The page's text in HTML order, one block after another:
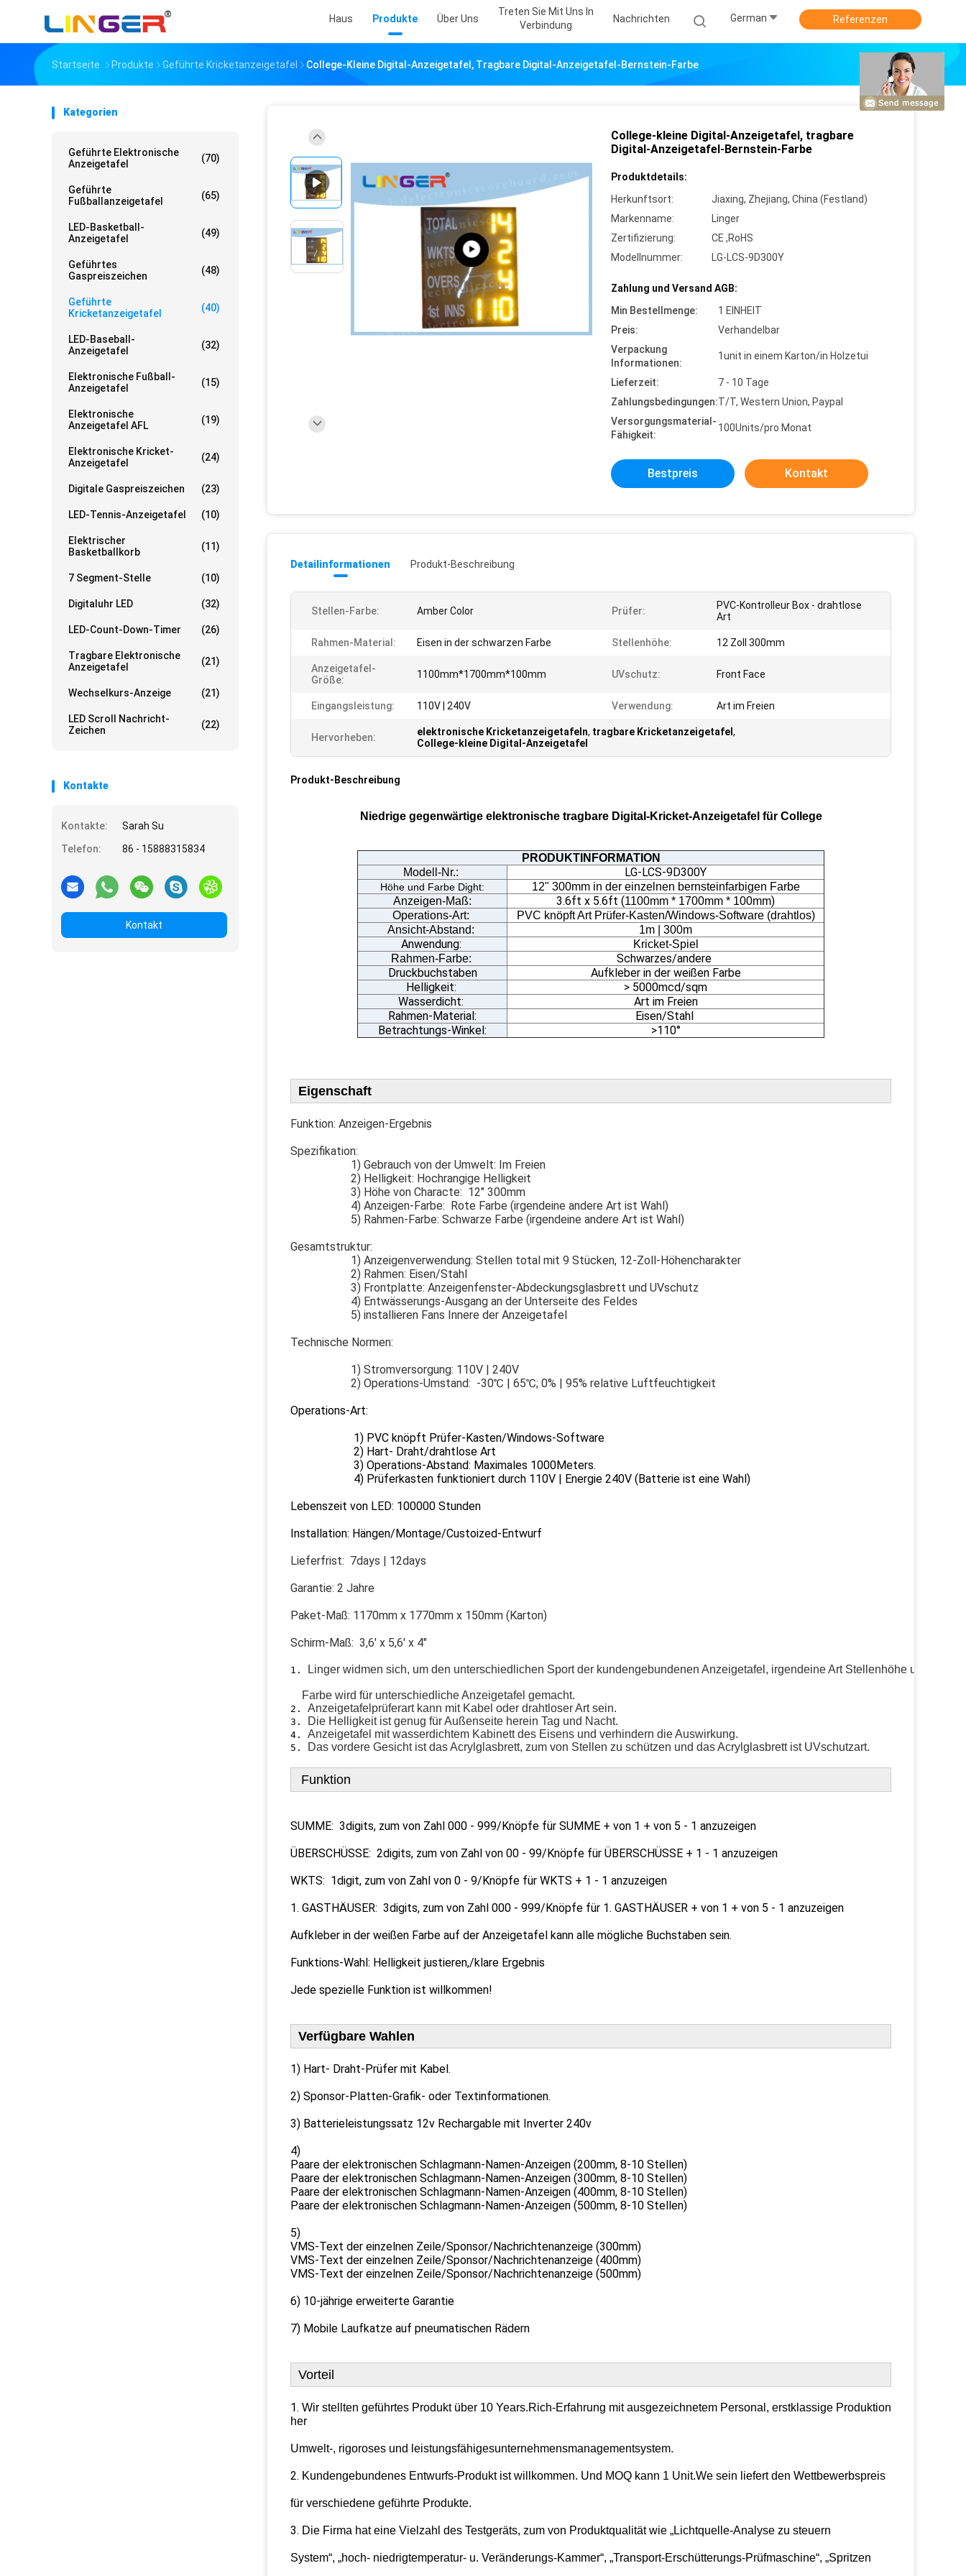
Haus Produkte Über Uns
Treten Sie Mit Uns In
Verbindung
Nachrichten German Referenzen
Startseite Produkte Geführte Kricketanzeigetafel College-Kleine Digital-Anzeigetafel, Tragbare Digital-Anzeigetafel-Bernstein-Farbe
Kategorien
Geführte Elektronische
Anzeigetafel
(70)
Geführte
Fußballanzeigetafel
(65)
LED-Basketball-
Anzeigetafel
(49)
Geführtes
Gaspreiszeichen
(48)
Geführte
Kricketanzeigetafel
(40)
LED-Baseball-
Anzeigetafel
(32)
Elektronische Fußball-
Anzeigetafel
(15)
Elektronische
Anzeigetafel AFL
(19)
Elektronische Kricket-
Anzeigetafel
(24)
Digitale Gaspreiszeichen (23)
LED-Tennis-Anzeigetafel (10)
Elektrischer
Basketballkorb
(11)
7 Segment-Stelle (10)
Digitaluhr LED (32)
LED-Count-Down-Timer (26)
Tragbare Elektronische
Anzeigetafel
(21)
Wechselkurs-Anzeige (21)
LED Scroll Nachricht-
Zeichen
(22)
Kontakte
Kontakte:
Sarah Su
Telefon:
86 - 15888315834
Kontakt
College-kleine Digital-Anzeigetafel, tragbare
Digital-Anzeigetafel-Bernstein-Farbe
Produktdetails:
Herkunftsort:
Jiaxing, Zhejiang, China (Festland)
Markenname:
Linger
Zertifizierung:
CE ,RoHS
Modellnummer:
LG-LCS-9D300Y
Zahlung und Versand AGB:
Min Bestellmenge:
1 EINHEIT
Preis:
Verhandelbar
Verpackung
Informationen:
1unit in einem Karton/in Holzetui
Lieferzeit:
7 - 10 Tage
Zahlungsbedingungen:T/T, Western Union, Paypal
Versorgungsmaterial-
Fähigkeit:
100Units/pro Monat
Bestpreis Kontakt
Detailinformationen Produkt-Beschreibung
Stellen-Farbe: Amber Color Prüfer:
PVC-Kontrolleur Box - drahtlose
Art
Rahmen-Material: Eisen in der schwarzen Farbe Stellenhöhe: 12 Zoll 300mm
Anzeigetafel-
Größe:
1100mm*1700mm*100mm UVschutz: Front Face
Eingangsleistung: 110V | 240V Verwendung: Art im Freien
Hervorheben: elektronische Kricketanzeigetafeln, tragbare Kricketanzeigetafel ,
College-kleine Digital-Anzeigetafel
Produkt-Beschreibung
Niedrige gegenwärtige elektronische tragbare Digital-Kricket-Anzeigetafel für College
PRODUKTINFORMATION
Modell-Nr.:
LG-LCS-9D300Y
Höhe und Farbe Dight:
12" 300mm in der einzelnen bernsteinfarbigen Farbe
Anzeigen-Maß: 3.6ft x 5.6ft (1100mm * 1700mm * 100mm)
Operations-Art:
PVC knöpft Art Prüfer-Kasten/Windows-Software (drahtlos)
Ansicht-Abstand:
1m | 300m
Anwendung:
Kricket-Spiel
Rahmen-Farbe:
Schwarzes/andere
Druckbuchstaben
Aufkleber in der weißen Farbe
Helligkeit:
> 5000mcd/sqm
Wasserdicht:
Art im Freien
Rahmen-Material:
Eisen/Stahl
Betrachtungs-Winkel:
>110°
Eigenschaft
Funktion: Anzeigen-Ergebnis
Spezifikation:
1) Gebrauch von der Umwelt: Im Freien
2) Helligkeit: Hochrangige Helligkeit
3) Höhe von Characte: 12" 300mm
4) Anzeigen-Farbe: Rote Farbe (irgendeine andere Art ist Wahl)
5) Rahmen-Farbe: Schwarze Farbe (irgendeine andere Art ist Wahl)
Gesamtstruktur:
1) Anzeigenverwendung: Stellen total mit 9 Stücken, 12-Zoll-Höhencharakter
2) Rahmen: Eisen/Stahl
3) Frontplatte: Anzeigenfenster-Abdeckungsglasbrett und UVschutz
4) Entwässerungs-Ausgang an der Unterseite des Feldes
5) installieren Fans Innere der Anzeigetafel
Technische Normen:
1) Stromversorgung: 110V | 240V
2) Operations-Umstand: -30℃ | 65℃; 0% | 95% relative Luftfeuchtigkeit
Operations-Art:
1) PVC knöpft Prüfer-Kasten/Windows-Software
2) Hart- Draht/drahtlose Art
3) Operations-Abstand: Maximales 1000Meters.
4) Prüferkasten funktioniert durch 110V | Energie 240V (Batterie ist eine Wahl)
Lebenszeit von LED: 100000 Stunden
Installation: Hängen/Montage/Custoized-Entwurf
Lieferfrist: 7days | 12days
Garantie: 2 Jahre
Paket-Maß: 1170mm x 1770mm x 150mm (Karton)
Schirm-Maß: 3,6' x 5,6' x 4"
1. Linger widmen sich, um den unterschiedlichen Sport der kundengebundenen Anzeigetafel, irgendeine Art Stellenhöhe und
    Farbe wird für unterschiedliche Anzeigetafel gemacht.
2. Anzeigetafelprüferart kann mit Kabel oder drahtloser Art sein.
3. Die Helligkeit ist genug für Außenseite herein Tag und Nacht.
4. Anzeigetafel mit wasserdichtem Kabinett des Eisens und verhindern die Auswirkung.
5. Das vordere Gesicht ist das Acrylglasbrett, zum von Stellen zu schützen und das Acrylglasbrett ist UVschutzart.
Funktion
SUMME: 3digits, zum von Zahl 000 - 999/Knöpfe für SUMME + von 1 + von 5 - 1 anzuzeigen
ÜBERSCHÜSSE: 2digits, zum von Zahl von 00 - 99/Knöpfe für ÜBERSCHÜSSE + 1 - 1 anzuzeigen
WKTS: 1digit, zum von Zahl von 0 - 9/Knöpfe für WKTS + 1 - 1 anzuzeigen
1. GASTHÄUSER: 3digits, zum von Zahl 000 - 999/Knöpfe für 1. GASTHÄUSER + von 1 + von 5 - 1 anzuzeigen
Aufkleber in der weißen Farbe auf der Anzeigetafel kann alle mögliche Buchstaben sein.
Funktions-Wahl: Helligkeit justieren,/klare Ergebnis
Jede spezielle Funktion ist willkommen!
Verfügbare Wahlen
1) Hart- Draht-Prüfer mit Kabel.
2) Sponsor-Platten-Grafik- oder Textinformationen.
3) Batterieleistungssatz 12v Rechargable mit Inverter 240v
4)
Paare der elektronischen Schlagmann-Namen-Anzeigen (200mm, 8-10 Stellen)
Paare der elektronischen Schlagmann-Namen-Anzeigen (300mm, 8-10 Stellen)
Paare der elektronischen Schlagmann-Namen-Anzeigen (400mm, 8-10 Stellen)
Paare der elektronischen Schlagmann-Namen-Anzeigen (500mm, 8-10 Stellen)
5)
VMS-Text der einzelnen Zeile/Sponsor/Nachrichtenanzeige (300mm)
VMS-Text der einzelnen Zeile/Sponsor/Nachrichtenanzeige (400mm)
VMS-Text der einzelnen Zeile/Sponsor/Nachrichtenanzeige (500mm)
6) 10-jährige erweiterte Garantie
7) Mobile Laufkatze auf pneumatischen Rädern
Vorteil
1. Wir stellten geführtes Produkt über 10 Years.Rich-Erfahrung mit ausgezeichnetem Personal, erstklassige Produktion
her
Umwelt-, rigoroses und leistungsfähigesunternehmensmanagementsystem.
2. Kundengebundenes Entwurfs-Produkt ist willkommen. Und MOQ kann 1 Unit.We sein liefert den Wettbewerbspreis
für verschiedene geführte Produkte.
3. Die Firma hat eine Vielzahl des Testgeräts, zum von Produktqualität wie „Lichtquelle-Analyse zu steuern
System“, „hoch- niedrigtemperatur- u. Veränderungs-Kammer“, „Transport-Erschütterungs-Prüfmaschine“, „Spritzen